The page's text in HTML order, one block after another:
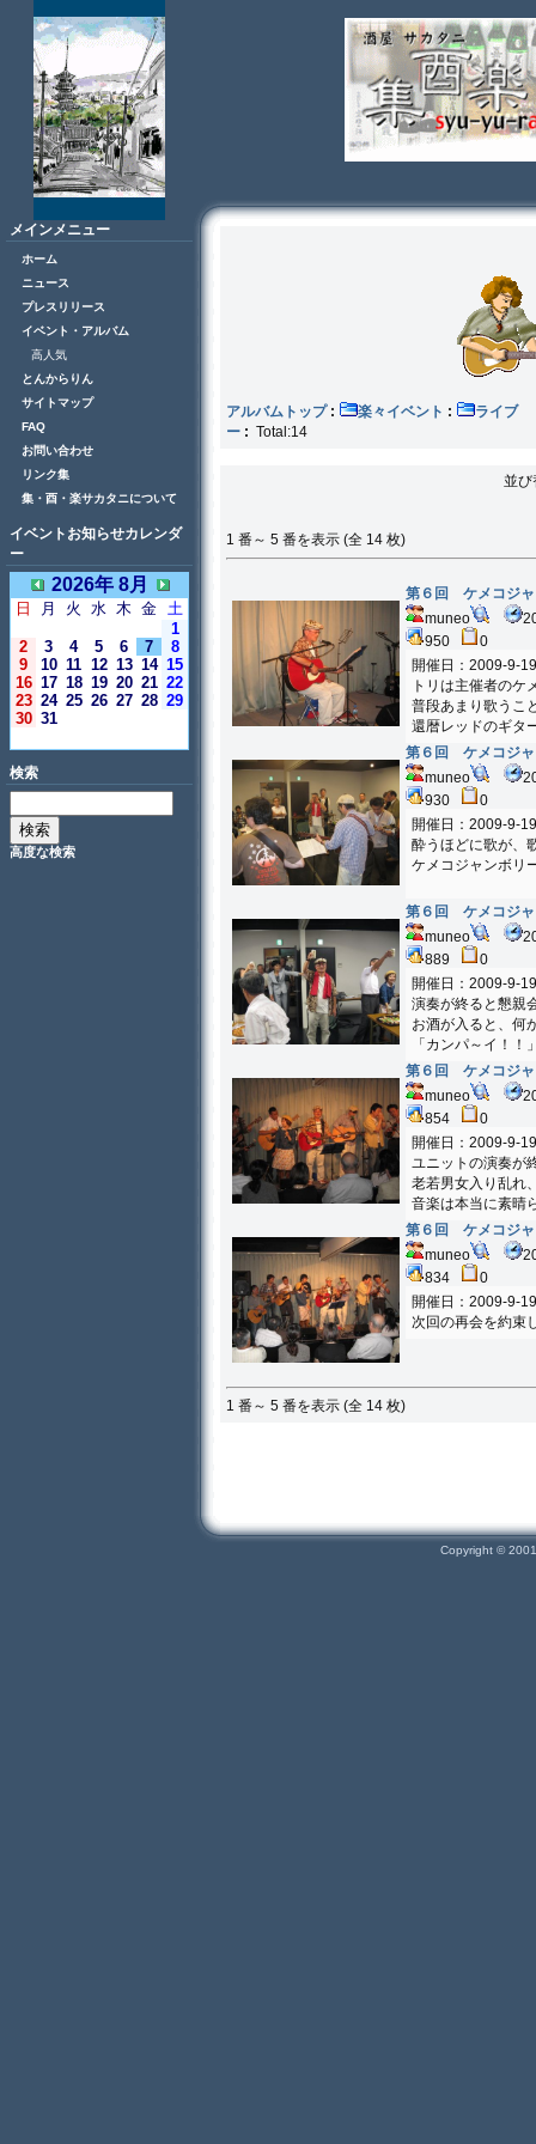
メインメニュー
ホーム
ニュース
プレスリリース
イベント・アルバム
高人気
とんからりん
サイトマップ
FAQ
お問い合わせ
リンク集
集・酉・楽サカタニについて
イベントお知らせカレンダ
ー
2026年 8月
日 月 火 水 木 金 土
1
2
3 4 5 6 7
8
9
10 11 12 13 14 15
16 17 18 19 20 21 22
23 24 25 26 27 28 29
30 31
検索
高度な検索
アルバムトップ: 楽々イベント :
ー : Total:14
並
1 番～ 5 番を表示 (全 14 枚)
第６回 ケメコジャ
muneo
950
0
開催日：2009-9-19
トリは主催者のケ
普段あまり歌うこ
還暦レッドのギタ
第６回 ケメコジャ
muneo
930
0
開催日：2009-9-19
酔うほどに歌が、
ケメコジャンボリ
第６回 ケメコジャ
muneo
889
0
開催日：2009-9-19
演奏が終ると懇親
お酒が入ると、何
「カンパ～イ！！
第６回 ケメコジャ
muneo
854
0
開催日：2009-9-19
ユニットの演奏が
老若男女入り乱れ
音楽は本当に素晴
第６回 ケメコジャ
muneo
834
0
開催日：2009-9-19
次回の再会を約束
1 番～ 5 番を表示 (全 14 枚)
Copyright ©